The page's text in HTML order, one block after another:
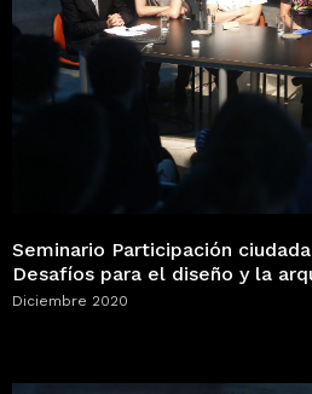
Seminario Participación
Desafíos para el diseño y la
Diciembre 2020